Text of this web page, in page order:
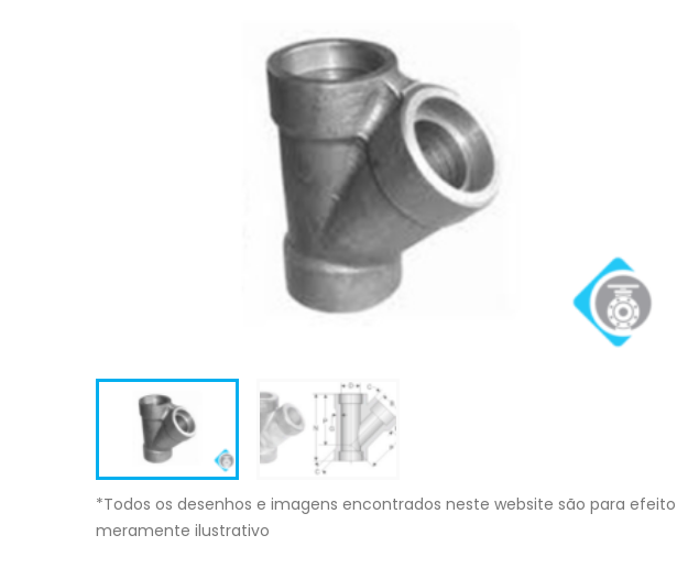
*Todos os desenhos e imagens encontrados neste website são para efeito
meramente ilustrativo